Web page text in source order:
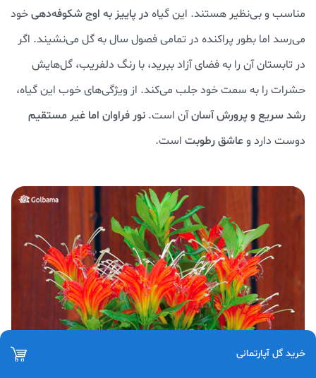
مناسب و بی‌نظیر هستند. این گیاهدر پاییز به اوج شکوفه‌دهیخود
می‌رسد اما بطور پراکنده در تمامی فصول سال به گل می‌نشیند. اگر
در تابستان آن را به فضای آزاد ببرید، با رنگ‌ دلفریب، گل‌هایش
حشرات را به سمت خود جلب می‌کند. از ویژگی‌های خوب این گیاه،
رشد سریع و پرورش آسانآن است. نور فراوان اما غیر مستقیم
دوست دارد وعاشق رطوبت است.
خرید گل آپارتمانی